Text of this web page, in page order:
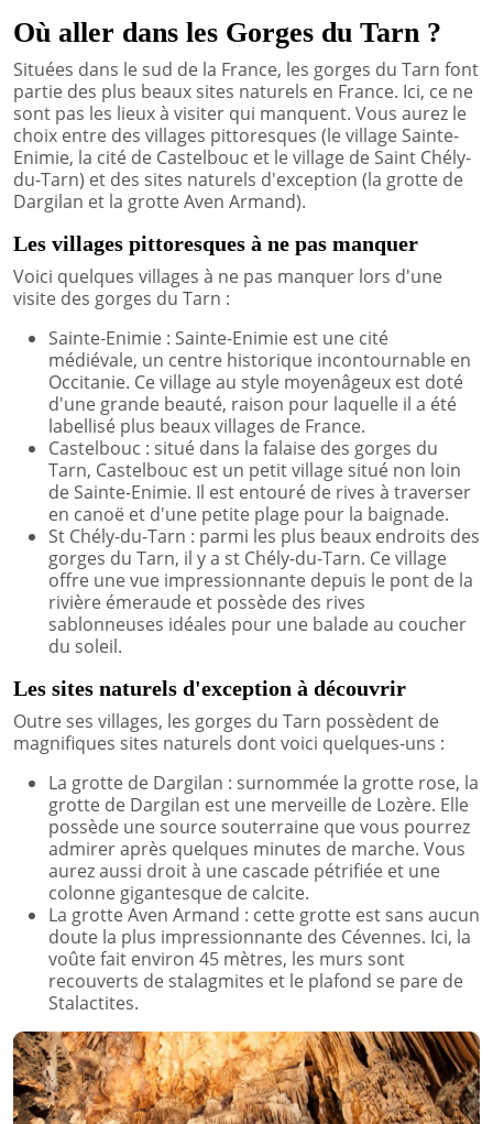
Où aller dans les Gorges du Tarn ?
Situées dans le sud de la France, les gorges du Tarn font
partie des plus beaux sites naturels en France. Ici, ce ne
sont pas les lieux à visiter qui manquent. Vous aurez le
choix entre des villages pittoresques (le village Sainte-
Enimie, la cité de Castelbouc et le village de Saint Chély-
du-Tarn) et des sites naturels d'exception (la grotte de
Dargilan et la grotte Aven Armand).
Les villages pittoresques à ne pas manquer
Voici quelques villages à ne pas manquer lors d'une
visite des gorges du Tarn :
Sainte-Enimie : Sainte-Enimie est une cité
médiévale, un centre historique incontournable en
Occitanie. Ce village au style moyenâgeux est doté
d'une grande beauté, raison pour laquelle il a été
labellisé plus beaux villages de France.
Castelbouc : situé dans la falaise des gorges du
Tarn, Castelbouc est un petit village situé non loin
de Sainte-Enimie. Il est entouré de rives à traverser
en canoë et d'une petite plage pour la baignade.
St Chély-du-Tarn : parmi les plus beaux endroits des
gorges du Tarn, il y a st Chély-du-Tarn. Ce village
offre une vue impressionnante depuis le pont de la
rivière émeraude et possède des rives
sablonneuses idéales pour une balade au coucher
du soleil.
Les sites naturels d'exception à découvrir
Outre ses villages, les gorges du Tarn possèdent de
magnifiques sites naturels dont voici quelques-uns :
La grotte de Dargilan : surnommée la grotte rose, la
grotte de Dargilan est une merveille de Lozère. Elle
possède une source souterraine que vous pourrez
admirer après quelques minutes de marche. Vous
aurez aussi droit à une cascade pétrifiée et une
colonne gigantesque de calcite.
La grotte Aven Armand : cette grotte est sans aucun
doute la plus impressionnante des Cévennes. Ici, la
voûte fait environ 45 mètres, les murs sont
recouverts de stalagmites et le plafond se pare de
Stalactites.